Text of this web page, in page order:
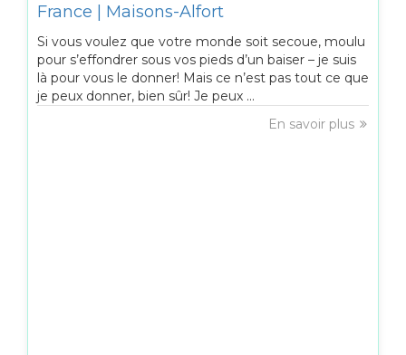
France | Maisons-Alfort
Si vous voulez que votre monde soit secoue, moulu
pour s’effondrer sous vos pieds d’un baiser – je suis
là pour vous le donner! Mais ce n’est pas tout ce que
je peux donner, bien sûr! Je peux ...
En savoir plus